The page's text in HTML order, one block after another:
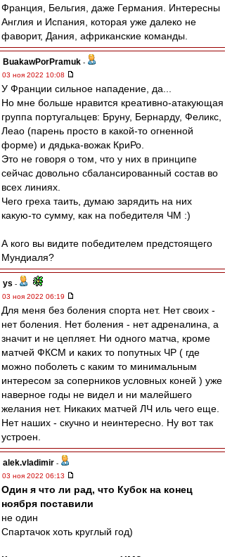
Франция, Бельгия, даже Германия. Интересны
Англия и Испания, которая уже далеко не
фаворит, Дания, африканские команды.
BuakawPorPramuk -
03 ноя 2022 10:08
У Франции сильное нападение, да...
Но мне больше нравится креативно-атакующая
группа португальцев: Бруну, Бернарду, Феликс,
Леао (парень просто в какой-то огненной
форме) и дядька-вожак КриРо.
Это не говоря о том, что у них в принципе
сейчас довольно сбалансированный состав во
всех линиях.
Чего греха таить, думаю зарядить на них
какую-то сумму, как на победителя ЧМ :)
А кого вы видите победителем предстоящего
Мундиаля?
ys -
03 ноя 2022 06:19
Для меня без боления спорта нет. Нет своих -
нет боления. Нет боления - нет адреналина, а
значит и не цепляет. Ни одного матча, кроме
матчей ФКСМ и каких то попутных ЧР ( где
можно поболеть с каким то минимальным
интересом за соперников условных коней ) уже
наверное годы не видел и ни малейшего
желания нет. Никаких матчей ЛЧ иль чего еще.
Нет наших - скучно и неинтересно. Ну вот так
устроен.
alek.vladimir -
03 ноя 2022 06:13
Один я что ли рад, что Кубок на конец
ноября поставили
не один
Спартачок хоть круглый год)